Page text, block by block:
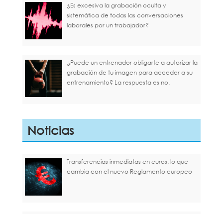
¿Es excesiva la grabación oculta y
sistemática de todas las conversaciones
laborales por un trabajador?
¿Puede un entrenador obligarte a autorizar la
grabación de tu imagen para acceder a su
entrenamiento? La respuesta es no.
Noticias
Transferencias inmediatas en euros: lo que
cambia con el nuevo Reglamento europeo